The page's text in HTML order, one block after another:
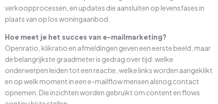
verkoopprocessen, en updates die aansluiten op levensfases in
plaats van op los woningaanbod.
Hoe meet je het succes van e-mailmarketing?
Openratio, klikratio en afmeldingen geven een eerste beeld, maar
de belangrijkste graadmeter is gedrag over tijd: welke
onderwerpen leiden tot een reactie, welke links worden aangeklikt
en op welk moment in een e-mailflow mensen alsnog contact
opnemen. Die inzichten worden gebruikt om content en flows